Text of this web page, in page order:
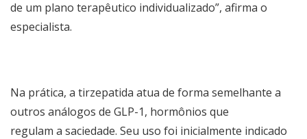
de um plano terapêutico individualizado”, afirma o
especialista.
Na prática, a tirzepatida atua de forma semelhante a
outros análogos de GLP-1, hormônios que
regulam a saciedade. Seu uso foi inicialmente indicado